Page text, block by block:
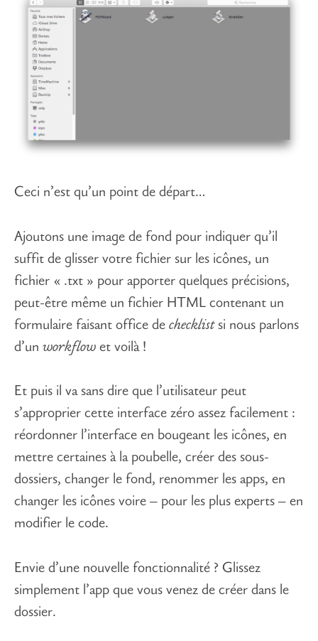
Ceci n’est qu’un point de départ…
Ajoutons une image de fond pour indiquer qu’il
suffit de glisser votre fichier sur les icônes, un
fichier « .txt » pour apporter quelques précisions,
peut-être même un fichier HTML contenant un
formulaire faisant office de checklistsi nous parlons
d’un workflow et voilà !
Et puis il va sans dire que l’utilisateur peut
s’approprier cette interface zéro assez facilement :
réordonner l’interface en bougeant les icônes, en
mettre certaines à la poubelle, créer des sous-
dossiers, changer le fond, renommer les apps, en
changer les icônes voire – pour les plus experts – en
modifier le code.
Envie d’une nouvelle fonctionnalité ? Glissez
simplement l’app que vous venez de créer dans le
dossier.